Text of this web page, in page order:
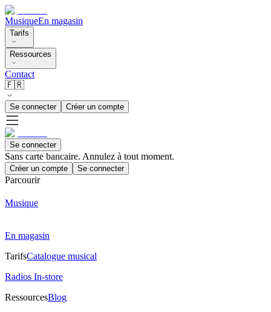
MusiqueEn magasin
Tarifs
Ressources
Contact
🇫🇷
Se connecter Créer un compte
Se connecter
Sans carte bancaire. Annulez à tout moment.
Créer un compte Se connecter
Parcourir
Musique
En magasin
TarifsCatalogue musical
Radios In-store
RessourcesBlog